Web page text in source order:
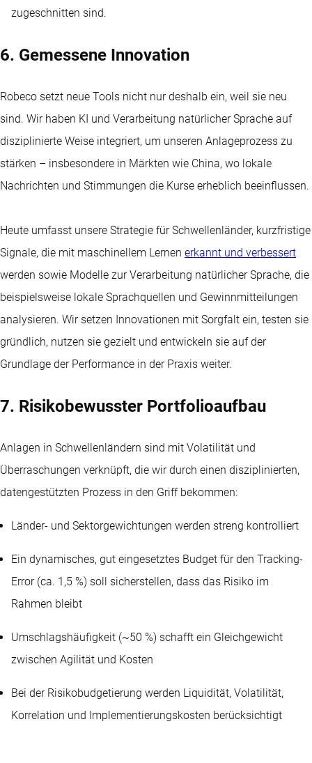
zugeschnitten sind.
6. Gemessene Innovation
Robeco setzt neue Tools nicht nur deshalb ein, weil sie neu
sind. Wir haben KI und Verarbeitung natürlicher Sprache auf
disziplinierte Weise integriert, um unseren Anlageprozess zu
stärken – insbesondere in Märkten wie China, wo lokale
Nachrichten und Stimmungen die Kurse erheblich beeinflussen.
Heute umfasst unsere Strategie für Schwellenländer, kurzfristige
Signale, die mit maschinellem Lernen erkannt und verbessert
werden sowie Modelle zur Verarbeitung natürlicher Sprache, die
beispielsweise lokale Sprachquellen und Gewinnmitteilungen
analysieren. Wir setzen Innovationen mit Sorgfalt ein, testen sie
gründlich, nutzen sie gezielt und entwickeln sie auf der
Grundlage der Performance in der Praxis weiter.
7. Risikobewusster Portfolioaufbau
Anlagen in Schwellenländern sind mit Volatilität und
Überraschungen verknüpft, die wir durch einen disziplinierten,
datengestützten Prozess in den Griff bekommen:
Länder- und Sektorgewichtungen werden streng kontrolliert
Ein dynamisches, gut eingesetztes Budget für den Tracking-
Error (ca. 1,5 %) soll sicherstellen, dass das Risiko im
Rahmen bleibt
Umschlagshäufigkeit (~50 %) schafft ein Gleichgewicht
zwischen Agilität und Kosten
Bei der Risikobudgetierung werden Liquidität, Volatilität,
Korrelation und Implementierungskosten berücksichtigt